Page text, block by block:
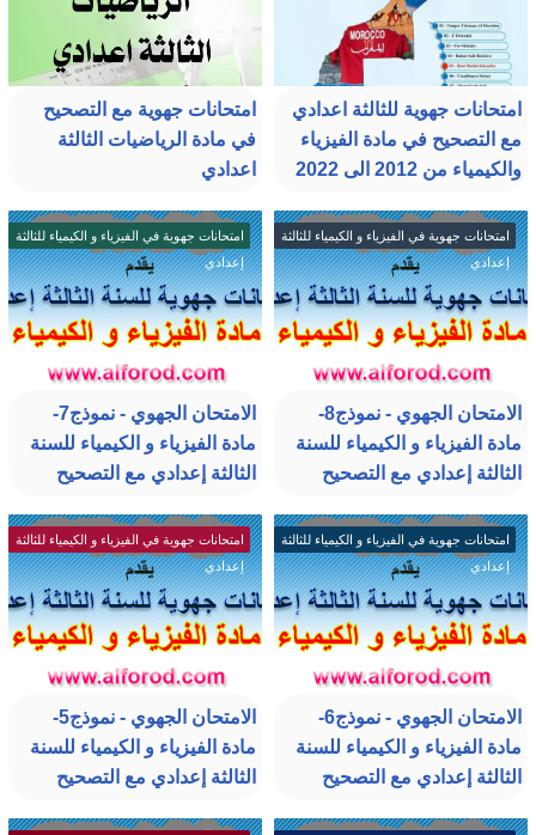
امتحانات جهوية للثالثة اعدادي
مع التصحيح في مادة الفيزياء
والكيمياء من 2012 الى 2022
امتحانات جهوية مع التصحيح
في مادة الرياضيات الثالثة
اعدادي
امتحانات جهوية في الفيزياء و الكيمياء للثالثة
إعدادي
الامتحان الجهوي - نموذج8-
مادة الفيزياء و الكيمياء للسنة
الثالثة إعدادي مع التصحيح
امتحانات جهوية في الفيزياء و الكيمياء للثالثة
إعدادي
الامتحان الجهوي - نموذج7-
مادة الفيزياء و الكيمياء للسنة
الثالثة إعدادي مع التصحيح
امتحانات جهوية في الفيزياء و الكيمياء للثالثة
إعدادي
الامتحان الجهوي - نموذج6-
مادة الفيزياء و الكيمياء للسنة
الثالثة إعدادي مع التصحيح
امتحانات جهوية في الفيزياء و الكيمياء للثالثة
إعدادي
الامتحان الجهوي - نموذج5-
مادة الفيزياء و الكيمياء للسنة
الثالثة إعدادي مع التصحيح